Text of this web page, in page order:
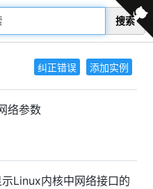
搜索
纠正错误 添加实例
络参数
Linux内核中网络接口的